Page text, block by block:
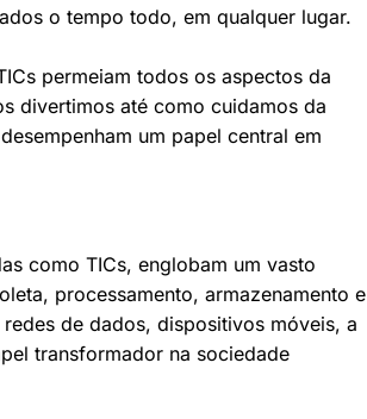
o tempo todo, em qualquer lugar.
permeiam todos os aspectos da
divertimos até como cuidamos da
um papel central em
como TICs, englobam um vasto
processamento, armazenamento e
de dados, dispositivos móveis, a
transformador na sociedade